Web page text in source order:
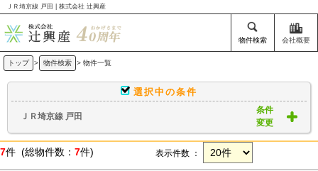
ＪＲ埼京線 戸田 | 株式会社 辻興産
物件検索 会社概要
トップ > 物件検索 > 物件一覧
選択中の条件
ＪＲ埼京線 戸田
条件
変更
7件 (総物件数： 7件) 表示件数 ：